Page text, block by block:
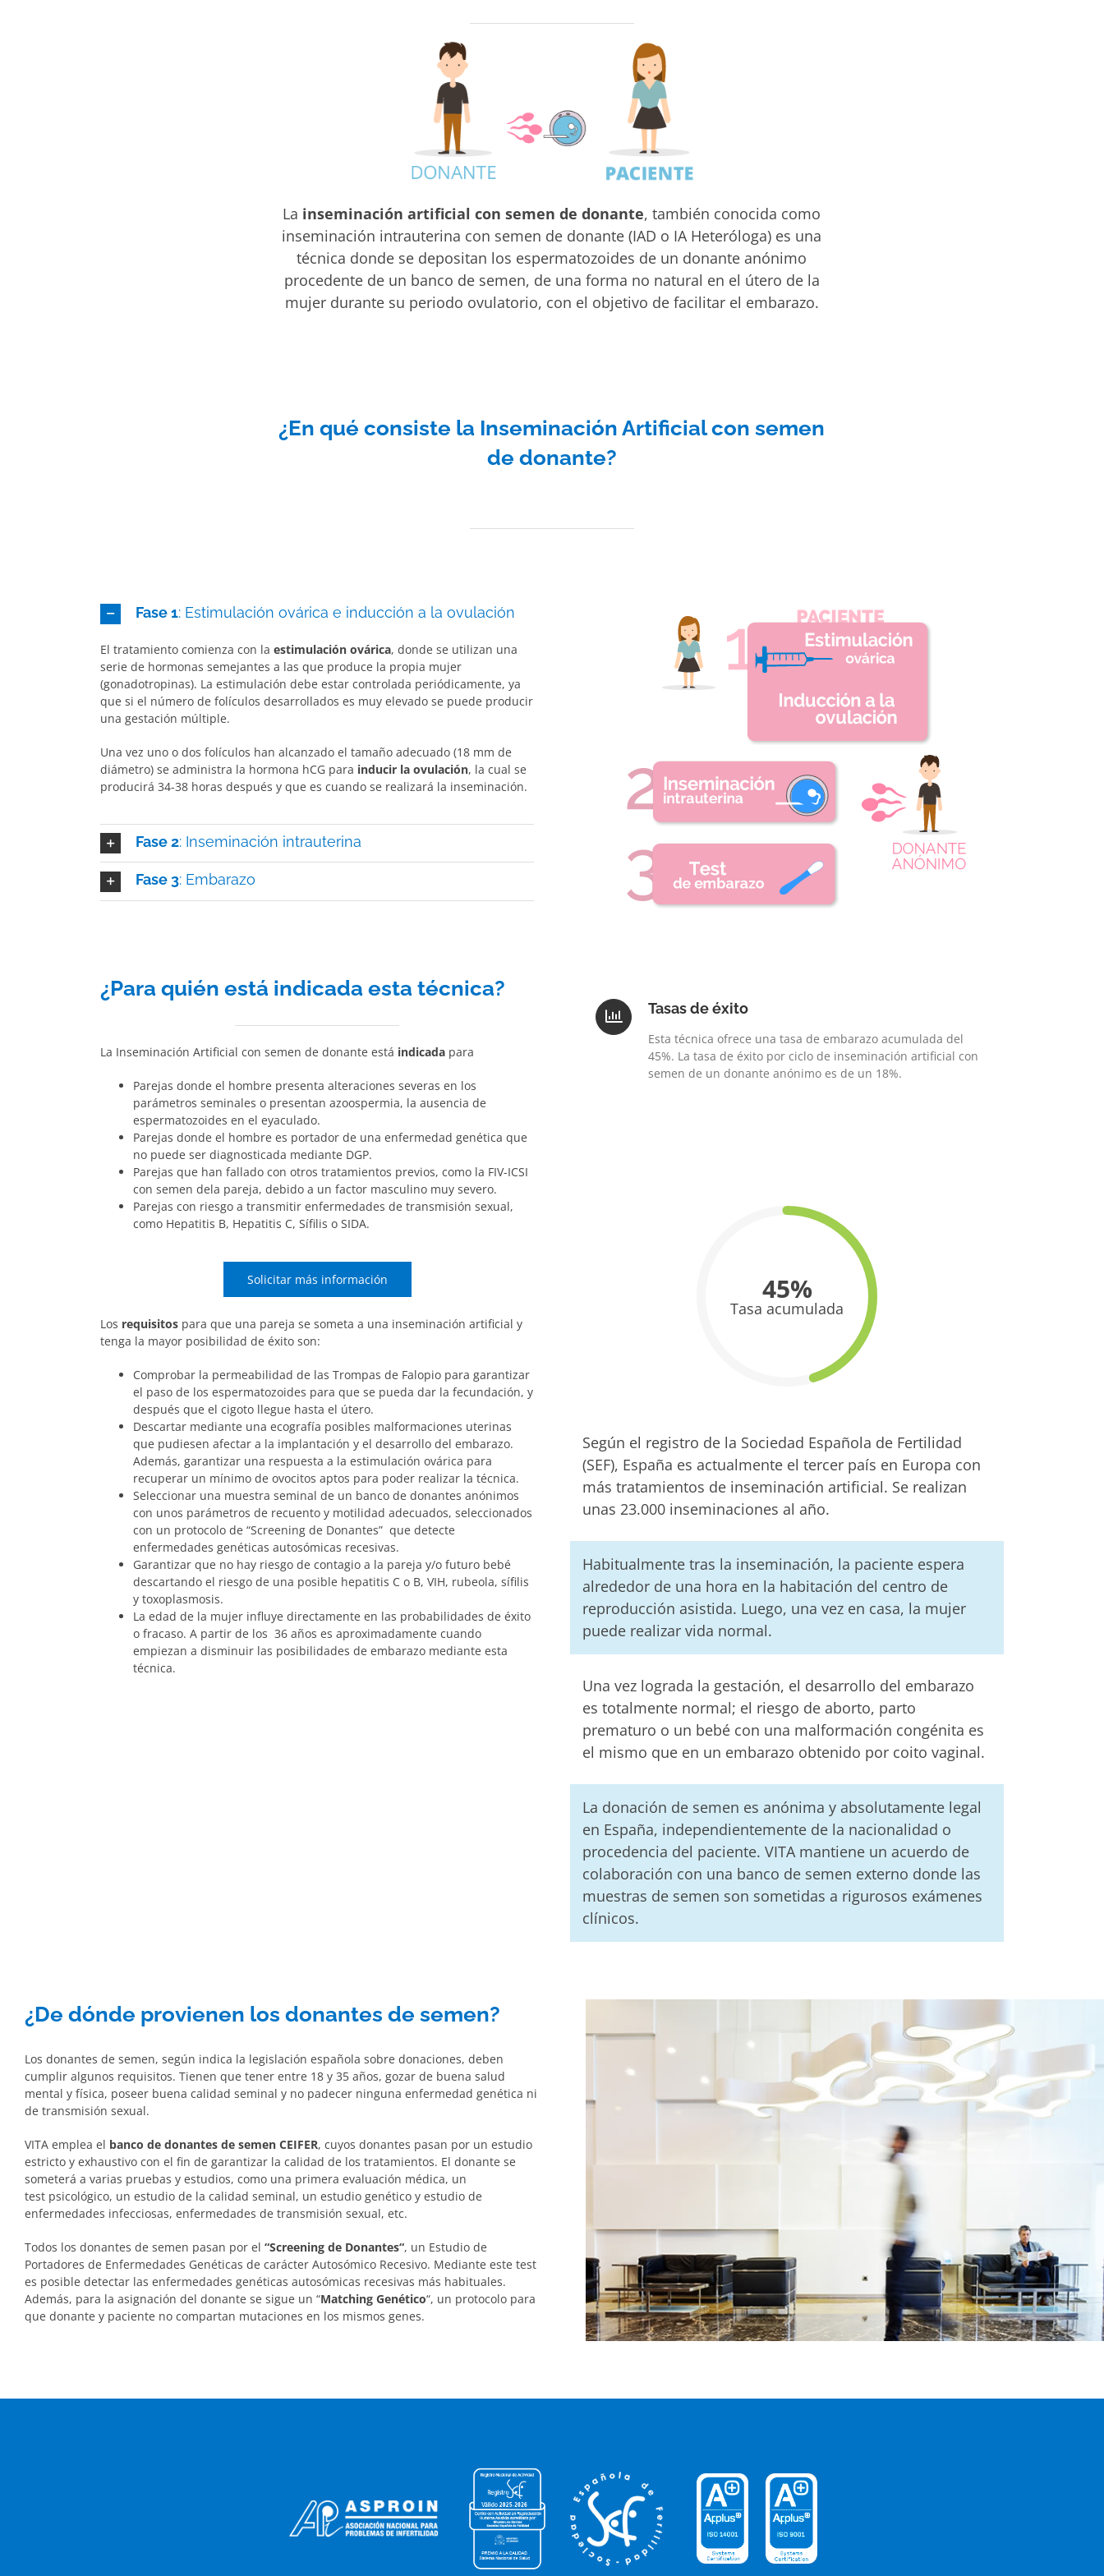
La inseminación artificial con semen de donante, también conocida como
inseminación intrauterina con semen de donante (IAD o IA Heteróloga) es una
técnica donde se depositan los espermatozoides de un donante anónimo
procedente de un banco de semen, de una forma no natural en el útero de la
mujer durante su periodo ovulatorio, con el objetivo de facilitar el embarazo.
¿En qué consiste la Inseminación Artificial con semen
de donante?
Fase 1: Estimulación ovárica e inducción a la ovulación
El tratamiento comienza con la estimulación ovárica, donde se utilizan una
serie de hormonas semejantes a las que produce la propia mujer
(gonadotropinas). La estimulación debe estar controlada periódicamente, ya
que si el número de folículos desarrollados es muy elevado se puede producir
una gestación múltiple.
Una vez uno o dos folículos han alcanzado el tamaño adecuado (18 mm de
diámetro) se administra la hormona hCG para inducir la ovulación, la cual se
producirá 34-38 horas después y que es cuando se realizará la inseminación.
Fase 2: Inseminación intrauterina
Fase 3: Embarazo
¿Para quién está indicada esta técnica?
La Inseminación Artificial con semen de donante está indicada para
Parejas donde el hombre presenta alteraciones severas en los
parámetros seminales o presentan azoospermia, la ausencia de
espermatozoides en el eyaculado.
Parejas donde el hombre es portador de una enfermedad genética que
no puede ser diagnosticada mediante DGP.
Parejas que han fallado con otros tratamientos previos, como la FIV-ICSI
con semen dela pareja, debido a un factor masculino muy severo.
Parejas con riesgo a transmitir enfermedades de transmisión sexual,
como Hepatitis B, Hepatitis C, Sífilis o SIDA.
Solicitar más información
Los requisitos para que una pareja se someta a una inseminación artificial y
tenga la mayor posibilidad de éxito son:
Comprobar la permeabilidad de las Trompas de Falopio para garantizar
el paso de los espermatozoides para que se pueda dar la fecundación, y
después que el cigoto llegue hasta el útero.
Descartar mediante una ecografía posibles malformaciones uterinas
que pudiesen afectar a la implantación y el desarrollo del embarazo.
Además, garantizar una respuesta a la estimulación ovárica para
recuperar un mínimo de ovocitos aptos para poder realizar la técnica.
Seleccionar una muestra seminal de un banco de donantes anónimos
con unos parámetros de recuento y motilidad adecuados, seleccionados
con un protocolo de “Screening de Donantes” que detecte
enfermedades genéticas autosómicas recesivas.
Garantizar que no hay riesgo de contagio a la pareja y/o futuro bebé
descartando el riesgo de una posible hepatitis C o B, VIH, rubeola, sífilis
y toxoplasmosis.
La edad de la mujer influye directamente en las probabilidades de éxito
o fracaso. A partir de los 36 años es aproximadamente cuando
empiezan a disminuir las posibilidades de embarazo mediante esta
técnica.
Tasas de éxito
Esta técnica ofrece una tasa de embarazo acumulada del
45%. La tasa de éxito por ciclo de inseminación artificial con
semen de un donante anónimo es de un 18%.
45%
Tasa acumulada
Según el registro de la Sociedad Española de Fertilidad
(SEF), España es actualmente el tercer país en Europa con
más tratamientos de inseminación artificial. Se realizan
unas 23.000 inseminaciones al año.
Habitualmente tras la inseminación, la paciente espera
alrededor de una hora en la habitación del centro de
reproducción asistida. Luego, una vez en casa, la mujer
puede realizar vida normal.
Una vez lograda la gestación, el desarrollo del embarazo
es totalmente normal; el riesgo de aborto, parto
prematuro o un bebé con una malformación congénita es
el mismo que en un embarazo obtenido por coito vaginal.
La donación de semen es anónima y absolutamente legal
en España, independientemente de la nacionalidad o
procedencia del paciente. VITA mantiene un acuerdo de
colaboración con una banco de semen externo donde las
muestras de semen son sometidas a rigurosos exámenes
clínicos.
¿De dónde provienen los donantes de semen?
Los donantes de semen, según indica la legislación española sobre donaciones, deben
cumplir algunos requisitos. Tienen que tener entre 18 y 35 años, gozar de buena salud
mental y física, poseer buena calidad seminal y no padecer ninguna enfermedad genética ni
de transmisión sexual.
VITA emplea el banco de donantes de semen CEIFER, cuyos donantes pasan por un estudio
estricto y exhaustivo con el fin de garantizar la calidad de los tratamientos. El donante se
someterá a varias pruebas y estudios, como una primera evaluación médica, un
test psicológico, un estudio de la calidad seminal, un estudio genético y estudio de
enfermedades infecciosas, enfermedades de transmisión sexual, etc.
Todos los donantes de semen pasan por el “Screening de Donantes“, un Estudio de
Portadores de Enfermedades Genéticas de carácter Autosómico Recesivo. Mediante este test
es posible detectar las enfermedades genéticas autosómicas recesivas más habituales.
Además, para la asignación del donante se sigue un “Matching Genético“, un protocolo para
que donante y paciente no compartan mutaciones en los mismos genes.